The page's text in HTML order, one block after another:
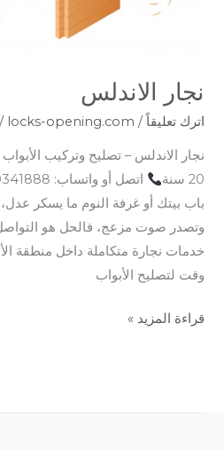
نجار الاندلس
اترك تعليقاً /
/ locks-opening.com
نجار الاندلس – تصليح وتركيب
20 سنة
باب بيتك أو غرفة النوم ما يسكر
وتصدر صوت مزعج، فالحل هو
خدمات نجارة متكاملة داخل منطقة
وقت لتصليح الأبواب
قراءة المزيد »